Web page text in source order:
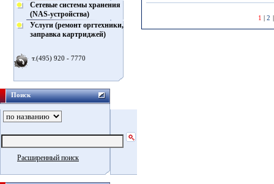
Сетевые системы хранения
(NAS-устройства)
Услуги (ремонт оргтехники,
заправка картриджей)
т.(495) 920 - 7770
Поиск
Расширенный поиск
1 | 2